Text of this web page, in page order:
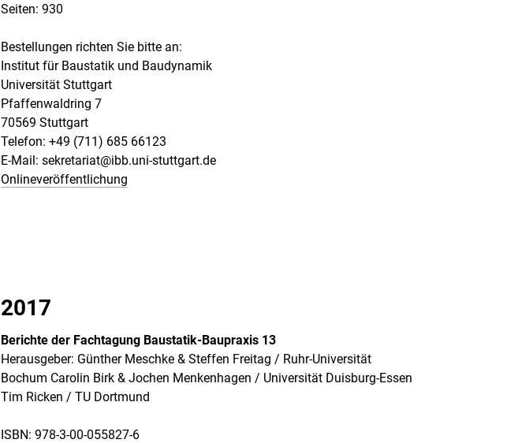
Seiten: 930
Bestellungen richten Sie bitte an:
Institut für Baustatik und Baudynamik
Universität Stuttgart
Pfaffenwaldring 7
70569 Stuttgart
Telefon: +49 (711) 685 66123
E-Mail: sekretariat@ibb.uni-stuttgart.de
Onlineveröffentlichung
2017
Berichte der Fachtagung Baustatik-Baupraxis 13
Herausgeber: Günther Meschke & Steffen Freitag / Ruhr-Universität
Bochum Carolin Birk & Jochen Menkenhagen / Universität Duisburg-Essen
Tim Ricken / TU Dortmund
ISBN: 978-3-00-055827-6